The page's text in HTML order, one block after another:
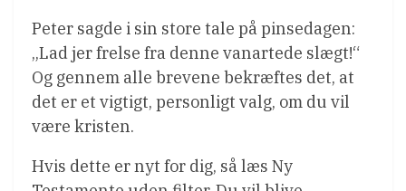
Peter sagde i sin store tale på pinsedagen:
„Lad jer frelse fra denne vanartede slægt!“
Og gennem alle brevene bekræftes det, at
det er et vigtigt, personligt valg, om du vil
være kristen.
Hvis dette er nyt for dig, så læs Ny